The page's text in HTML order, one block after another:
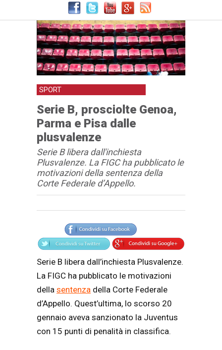
SPORT
Serie B, prosciolte Genoa,
Parma e Pisa dalle
plusvalenze
Serie B libera dall'inchiesta
Plusvalenze. La FIGC ha pubblicato le
motivazioni della sentenza della
Corte Federale d’Appello.
Articolo
Testo articolo principale
Serie B libera dall’inchiesta Plusvalenze.
La FIGC ha pubblicato le motivazioni
della sentenza della Corte Federale
d’Appello. Quest’ultima, lo scorso 20
gennaio aveva sanzionato la Juventus
con 15 punti di penalità in classifica.